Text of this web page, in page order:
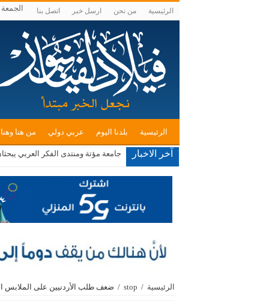
الرئيسية من نحن ارسل خبر اتصل بنا الجمعة ,
الرئيسية بلدنا اليوم عربي دولي من هنا
آخر الاخبار جامعة مؤتة ومنتدى الفكر العربي
صادرات صناعة عمان تكسر حاجز الــ 4 مليارات دينار في 7 أشهر بالعام الحالي
الرئيسية /
stop
/ ضعف طلب الأردنيين على الملابس